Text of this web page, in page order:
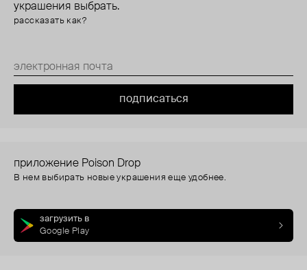
украшения выбрать.
рассказать как?
подписаться
приложение Poison Drop
В нем выбирать новые украшения еще удобнее.
загрузить в
Google Play